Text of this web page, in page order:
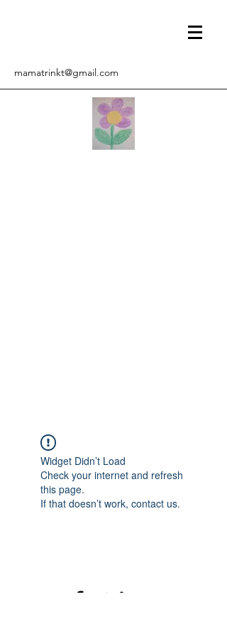
mamatrinkt@gmail.com
Widget Didn’t Load
Check your internet and refresh
this page.
If that doesn’t work, contact us.